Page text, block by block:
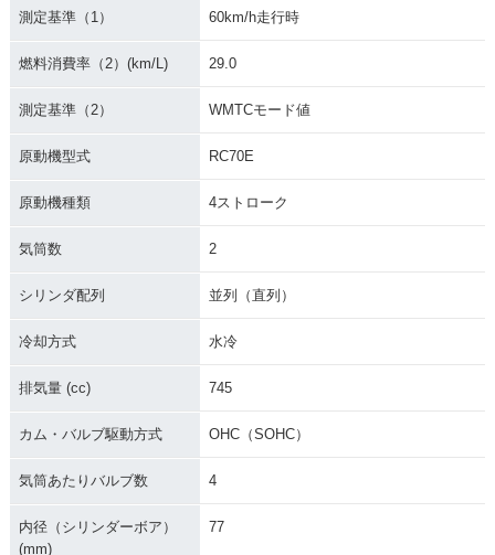
ual Clutch Transmi
ssion ABS E Packa
ジ
S E Package・マイ
ナーチェンジ
pe LD Dual Clutch
チェンジ
pe LD Dual Clutch
pe LD・カラーチェ
ual Clutch Transmi
ge・カラーチェンジ
測定基準（1） 60km/h走行時
燃料消費率（2）(km/L) 29.0
測定基準（2） WMTCモード値
原動機型式 RC70E
原動機種類 4ストローク
気筒数 2
シリンダ配列 並列（直列）
冷却方式 水冷
排気量 (cc) 745
カム・バルブ駆動方式 OHC（SOHC）
気筒あたりバルブ数 4
内径（シリンダーボア）
(mm)
77